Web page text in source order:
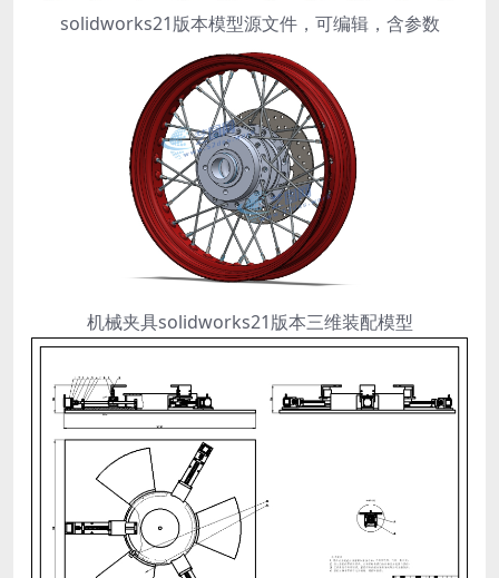
solidworks21版本模型源文件，可编辑，含参数
机械夹具solidworks21版本三维装配模型